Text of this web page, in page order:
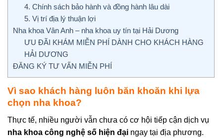
4. Chính sách bảo hành và đồng hành lâu dài
5. Vị trí địa lý thuận lợi
Nha khoa Vân Anh – nha khoa uy tín tại Hải Dương
ƯU ĐÃI KHÁM MIỄN PHÍ DÀNH CHO KHÁCH HÀNG
HẢI DƯƠNG
ĐĂNG KÝ TƯ VẤN MIỄN PHÍ
Vì sao khách hàng luôn băn khoăn khi lựa
chọn nha khoa?
Thực tế, nhiều người vẫn chưa có cơ hội tiếp cận dịch vụ
nha khoa công nghệ số hiện đại ngay tại địa phương.